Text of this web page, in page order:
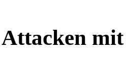
Attacken